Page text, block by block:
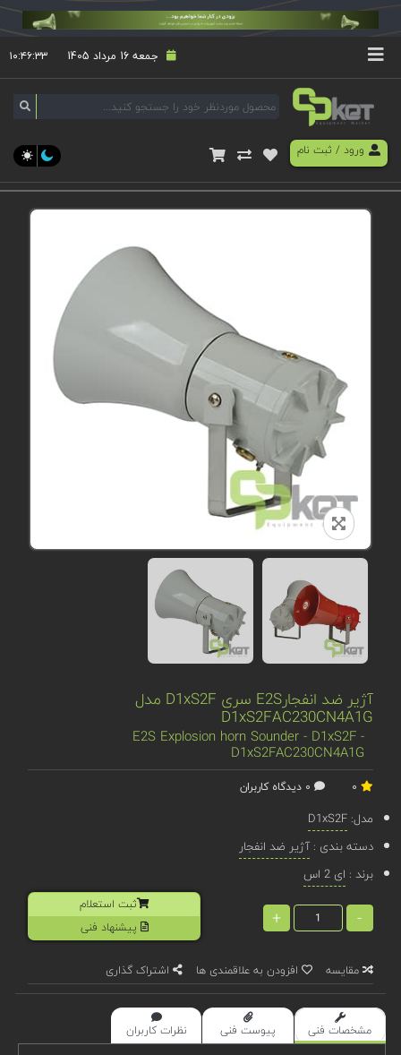
جمعه 16 مرداد 1405 ۱۰:۴۶:۳۴
ورود/ ثبت نام
آژیر ضد انفجارE2S سری D1xS2F مدل
D1xS2FAC230CN4A1G
E2S Explosion horn Sounder - D1xS2F -
D1xS2FAC230CN4A1G
مدل:D1xS2F
دسته بندی :آژیر ضد انفجار
برند : ای 2 اس
-
+
ثبت استعلام
پیشنهاد فنی
مقایسه افزودن به علاقمندی ها اشتراک گذاری
مشخصات فنی پیوست فنی نظرات کاربران